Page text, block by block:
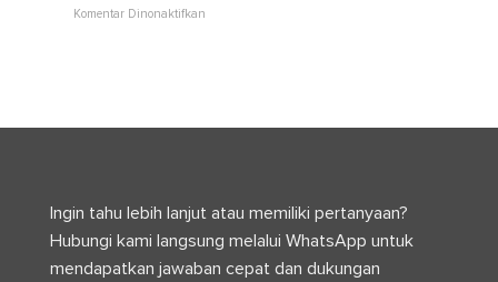
Komentar Dinonaktifkan
Produksi
Ingin tahu lebih lanjut atau memiliki pertanyaan?
Hubungi kami langsung melalui WhatsApp untuk
mendapatkan jawaban cepat dan dukungan